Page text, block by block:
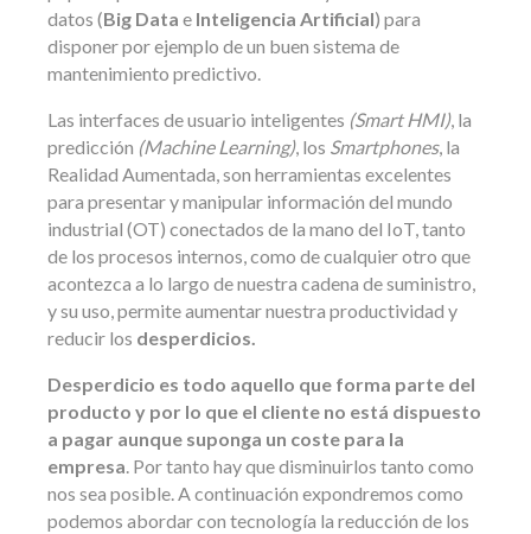
datos (Big Data e Inteligencia Artificial) para
disponer por ejemplo de un buen sistema de
mantenimiento predictivo.
Las interfaces de usuario inteligentes (Smart HMI), la
predicción (Machine Learning), los Smartphones, la
Realidad Aumentada, son herramientas excelentes
para presentar y manipular información del mundo
industrial (OT) conectados de la mano del IoT, tanto
de los procesos internos, como de cualquier otro que
acontezca a lo largo de nuestra cadena de suministro,
y su uso, permite aumentar nuestra productividad y
reducir los desperdicios.
Desperdicio es todo aquello que forma parte del
producto y por lo que el cliente no está dispuesto
a pagar aunque suponga un coste para la
empresa . Por tanto hay que disminuirlos tanto como
nos sea posible. A continuación expondremos como
podemos abordar con tecnología la reducción de los